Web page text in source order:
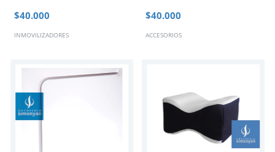
$40.000
INMOVILIZADORES
$40.000
ACCESORIOS